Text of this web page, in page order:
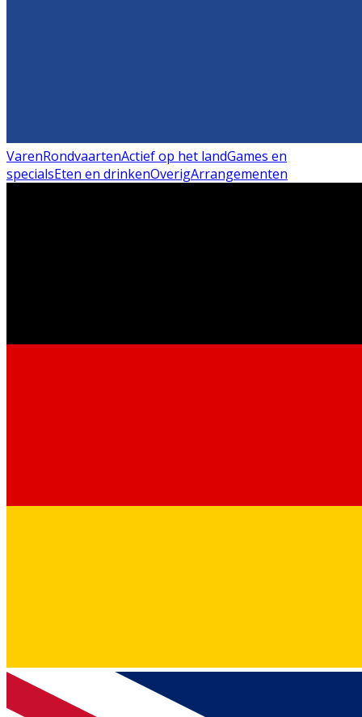
VarenRondvaartenActief op het landGames en
specialsEten en drinkenOverigArrangementen